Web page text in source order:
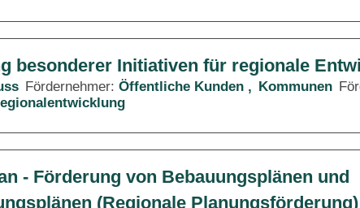
besonderer Initiativen für regionale
Fördernehmer: Öffentliche Kunden Kommunen
- Förderung von Bebauungsplänen und
(Regionale Planungsförderung)